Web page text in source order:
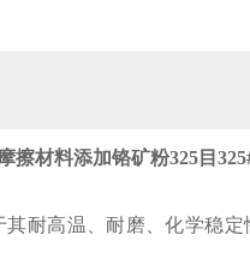
擦材料添加铬矿粉325目
耐高温、耐磨、化学稳